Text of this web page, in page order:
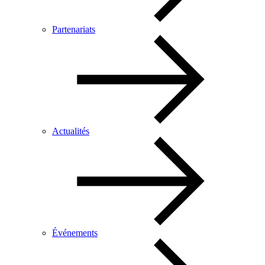
Partenariats
Actualités
Événements